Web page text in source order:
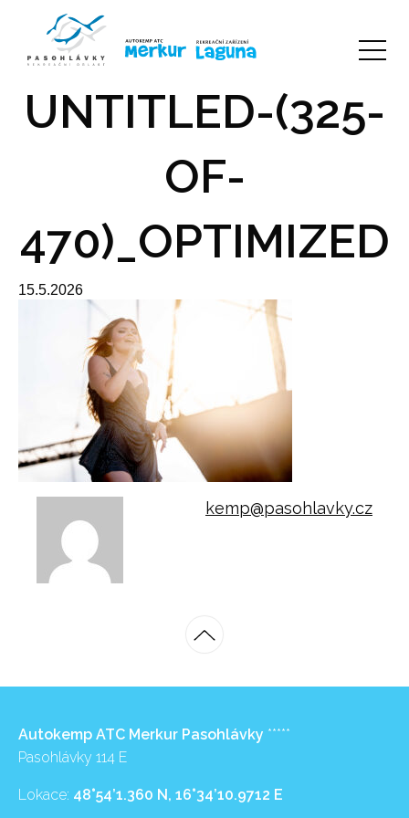
UNTITLED-(325-
OF-
470)_OPTIMIZED
15.5.2026
kemp@pasohlavky.cz
Autokemp ATC Merkur Pasohlávky *****
Pasohlávky 114 E
Lokace: 48°54’1.360 N, 16°34’10.9712 E